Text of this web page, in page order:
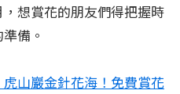
想賞花的朋友們得把握時
備。
山巖金針花海！免費賞花